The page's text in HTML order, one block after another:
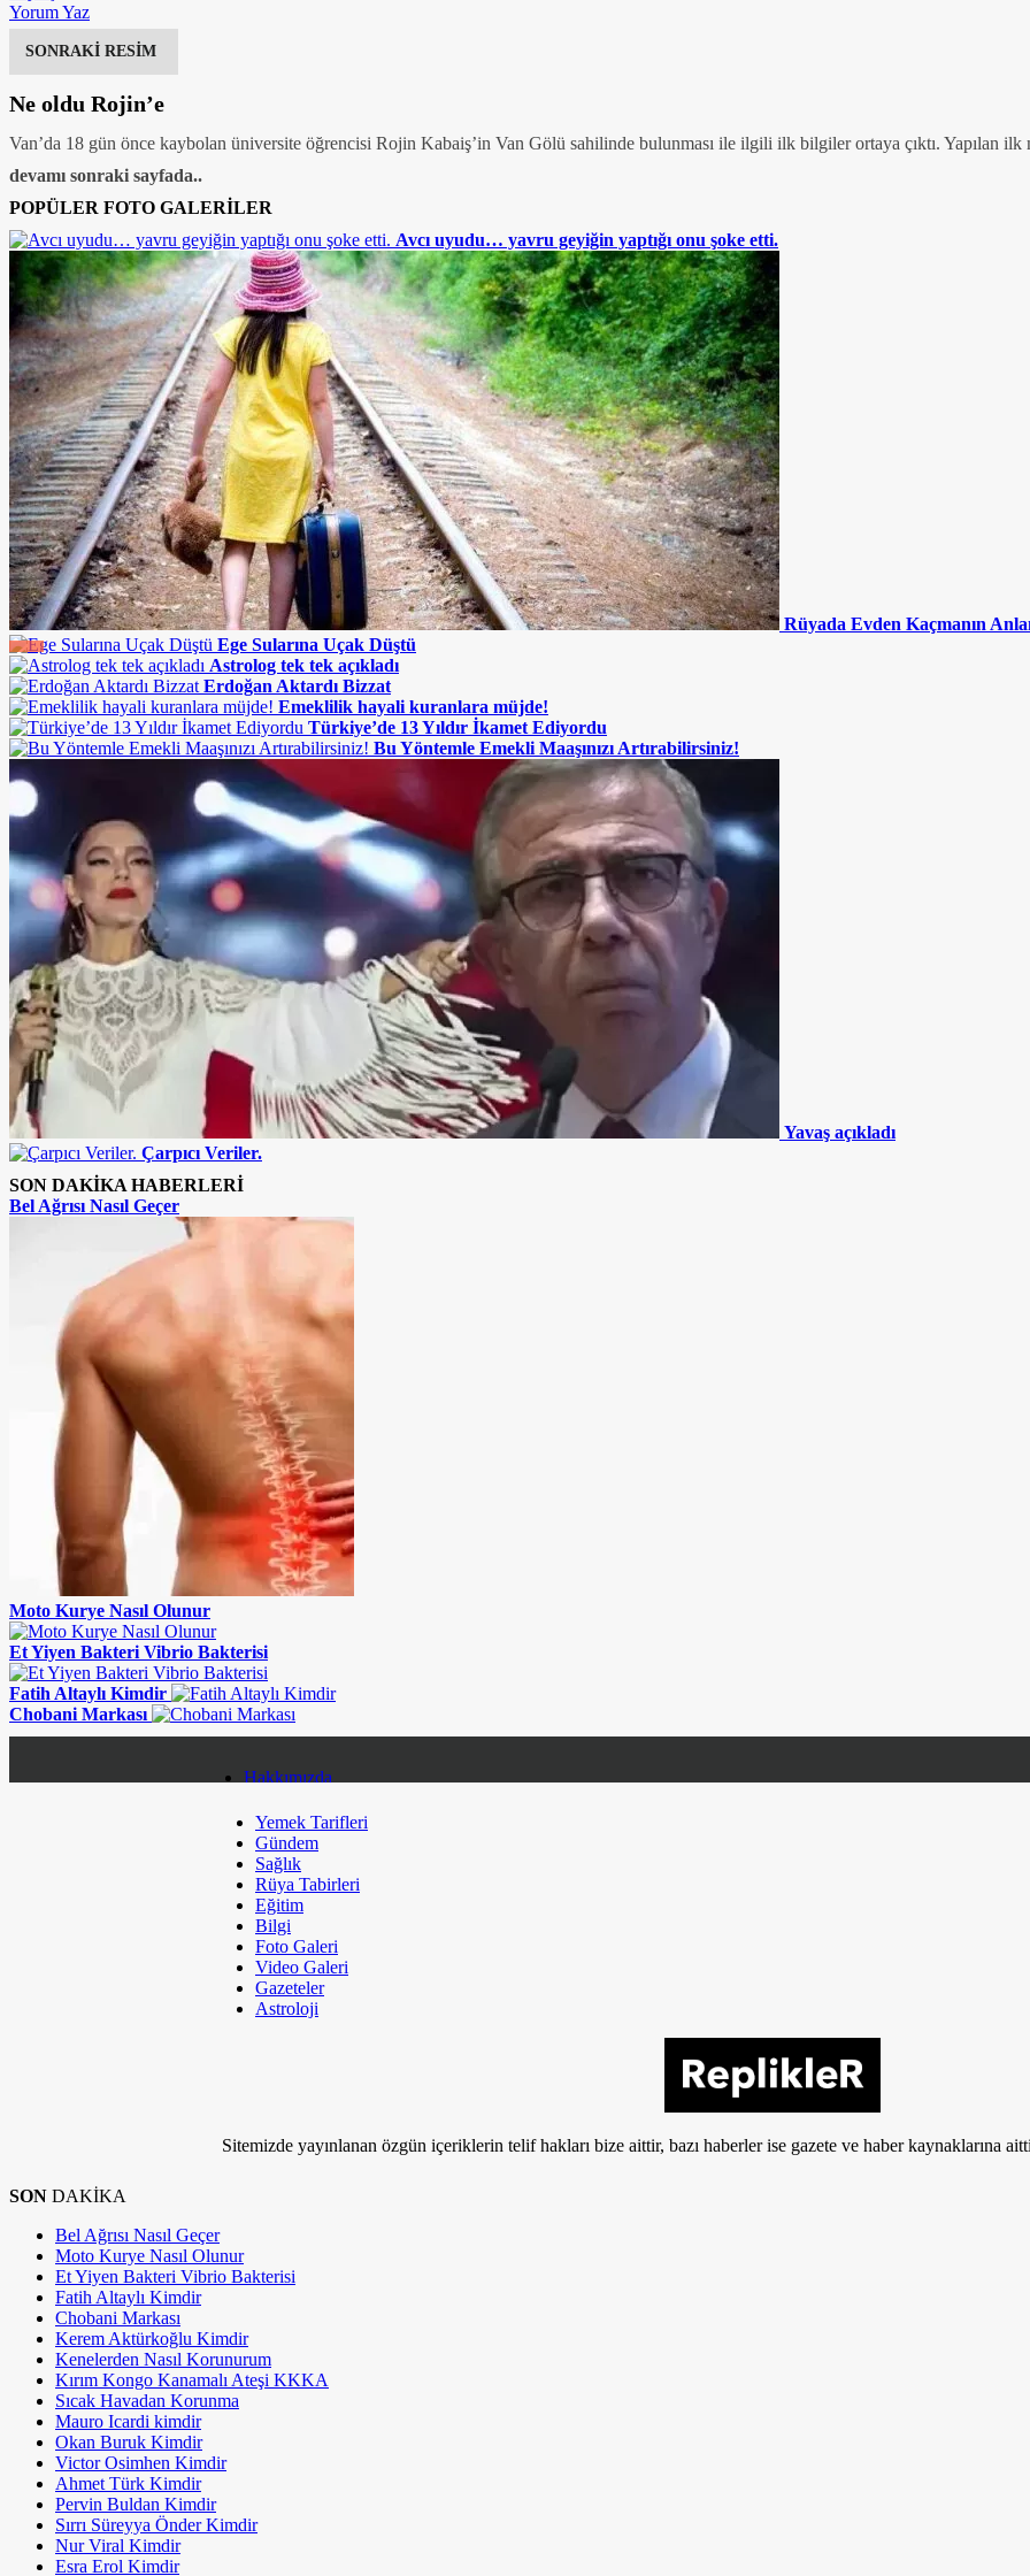
Yorum Yaz
SONRAKİ RESİM
Ne oldu Rojin’e
Van’da 18 gün önce kaybolan üniversite öğrencisi Rojin Kabaiş’in Van Gölü sahilinde bulunması ile ilgili ilk bilgiler ortaya çıktı. Yapılan ilk
devamı sonraki sayfada..
POPÜLER FOTO GALERİLER
Avcı uyudu… yavru geyiğin yaptığı onu şoke etti.
Rüyada Evden Kaçmanın
Ege Sularına Uçak Düştü
Astrolog tek tek açıkladı
Erdoğan Aktardı Bizzat
Emeklilik hayali kuranlara müjde!
Türkiye’de 13 Yıldır İkamet Ediyordu
Bu Yöntemle Emekli Maaşınızı Artırabilirsiniz!
Yavaş açıkladı
Çarpıcı Veriler.
SON DAKİKA HABERLERİ
Bel Ağrısı Nasıl Geçer
Moto Kurye Nasıl Olunur
Et Yiyen Bakteri Vibrio Bakterisi
Fatih Altaylı Kimdir
Chobani Markası
Hakkımızda
Gizlilik Politikası
Topluluk Kuralları
Çerez Politikaları
Kullanım Koşulları
Künye
Yemek Tarifleri
Gündem
Sağlık
Rüya Tabirleri
Eğitim
Bilgi
Foto Galeri
Video Galeri
Gazeteler
Astroloji
Sitemizde yayınlanan özgün içeriklerin telif hakları bize aittir, bazı haberler ise gazete ve haber kaynaklarına
SON DAKİKA
Bel Ağrısı Nasıl Geçer
Moto Kurye Nasıl Olunur
Et Yiyen Bakteri Vibrio Bakterisi
Fatih Altaylı Kimdir
Chobani Markası
Kerem Aktürkoğlu Kimdir
Kenelerden Nasıl Korunurum
Kırım Kongo Kanamalı Ateşi KKKA
Sıcak Havadan Korunma
Mauro Icardi kimdir
Okan Buruk Kimdir
Victor Osimhen Kimdir
Ahmet Türk Kimdir
Pervin Buldan Kimdir
Sırrı Süreyya Önder Kimdir
Nur Viral Kimdir
Esra Erol Kimdir